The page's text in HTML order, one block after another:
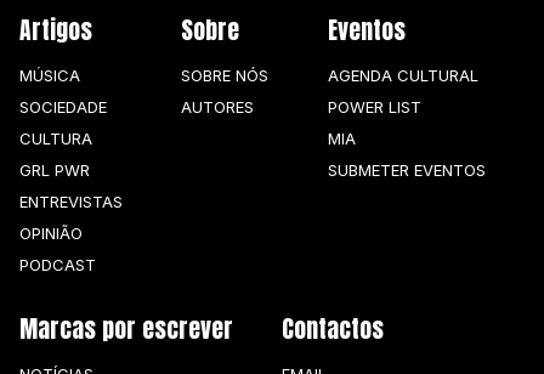
Artigos
MÚSICA
SOCIEDADE
CULTURA
GRL PWR
ENTREVISTAS
OPINIÃO
PODCAST
Sobre
SOBRE NÓS
AUTORES
Eventos
AGENDA CULTURAL
POWER LIST
MIA
SUBMETER EVENTOS
Marcas por escrever Contactos